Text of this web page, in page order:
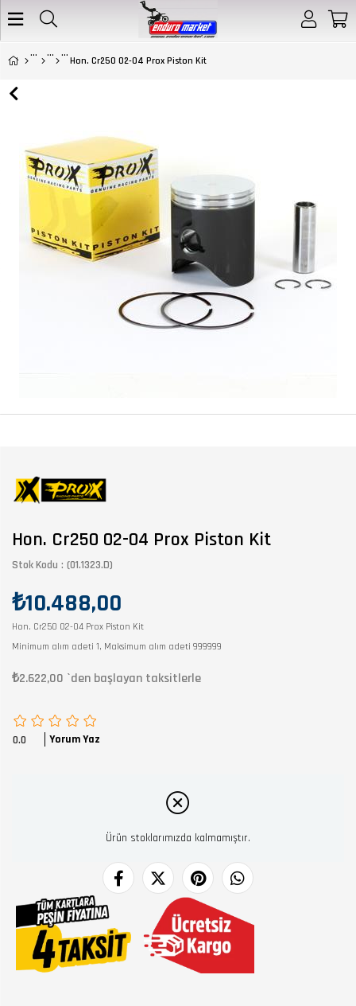
Hon. Cr250 02-04 Prox Piston Kit
Hon. Cr250 02-04 Prox Piston Kit
Stok Kodu (01.1323.D)
₺10.488,00
Hon. Cr250 02-04 Prox Piston Kit
Minimum alım adeti 1, Maksimum alım adeti 999999
₺2.622,00 `den başlayan taksitlerle
0.0 Yorum Yaz
Ürün stoklarımızda kalmamıştır.